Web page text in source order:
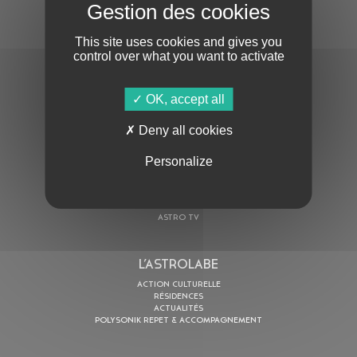
S'ABONNER À LA NEWSLETTER
En cochant cette case, j’accepte la Politique de confidentialité
ASTRO TV
L’ASTROLABE
ACTION CULTURELLE
RÉSIDENCES
ACTUALITÉS
POLYSONIK REPET & ACCOMPAGNEMENT
This site uses cookies and gives you
control over what you want to activate
OK, accept all
Deny all cookies
Personalize